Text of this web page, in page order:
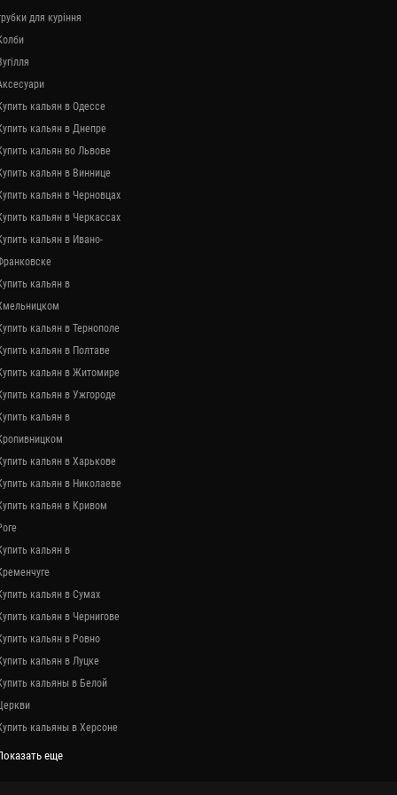
для куріння
кальян в Одессе
кальян в Днепре
кальян во Львове
кальян в Виннице
кальян в Черновцах
кальян в Черкассах
кальян в Ивано-
кальян в
кальян в Тернополе
кальян в Полтаве
кальян в Житомире
кальян в Ужгороде
кальян в
кальян в Харькове
кальян в Николаеве
кальян в Кривом
кальян в
кальян в Сумах
кальян в Чернигове
кальян в Ровно
кальян в Луцке
кальяны в Белой
кальяны в Херсоне
еще